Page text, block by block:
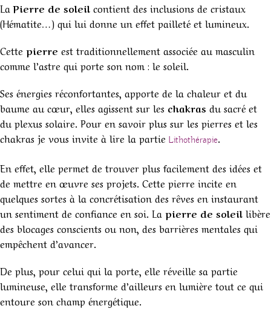
LaPierre de soleil contient des inclusions de cristaux
(Hématite…) qui lui donne un effet pailleté et lumineux.
Cette pierre est traditionnellement associée au masculin
comme l’astre qui porte son nom : le soleil.
Ses énergies réconfortantes, apporte de la chaleur et du
baume au cœur, elles agissent sur les chakras du sacré et
du plexus solaire. Pour en savoir plus sur les pierres et les
chakras je vous invite à lire la partie Lithothérapie.
En effet, elle permet de trouver plus facilement des idées et
de mettre en œuvre ses projets. Cette pierre incite en
quelques sortes à la concrétisation des rêves en instaurant
un sentiment de confiance en soi. La pierre de soleil libère
des blocages conscients ou non, des barrières mentales qui
empêchent d’avancer.
De plus, pour celui qui la porte, elle réveille sa partie
lumineuse, elle transforme d’ailleurs en lumière tout ce qui
entoure son champ énergétique.